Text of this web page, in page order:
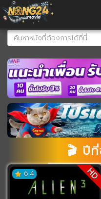
🎬 ปี
6.4 HD